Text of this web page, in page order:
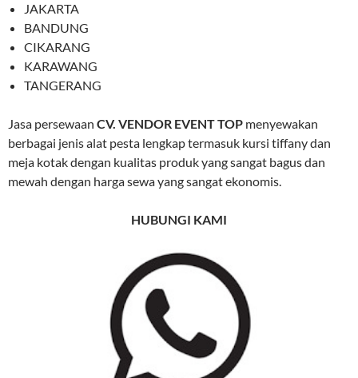
JAKARTA
BANDUNG
CIKARANG
KARAWANG
TANGERANG
Jasa persewaan CV. VENDOR EVENT TOP menyewakan
berbagai jenis alat pesta lengkap termasuk kursi tiffany dan
meja kotak dengan kualitas produk yang sangat bagus dan
mewah dengan harga sewa yang sangat ekonomis.
HUBUNGI KAMI